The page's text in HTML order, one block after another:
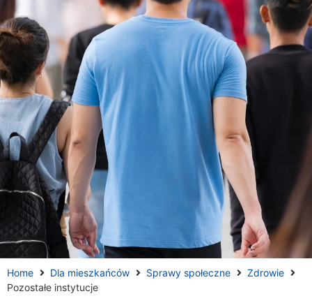
Home Dla mieszkańców Sprawy społeczne
Zdrowie
Pozostałe instytucje